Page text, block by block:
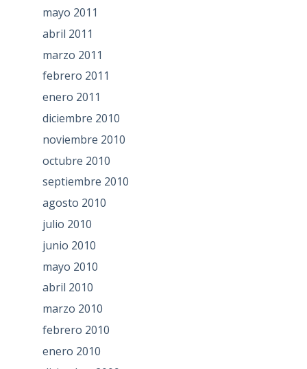
mayo 2011
abril 2011
marzo 2011
febrero 2011
enero 2011
diciembre 2010
noviembre 2010
octubre 2010
septiembre 2010
agosto 2010
julio 2010
junio 2010
mayo 2010
abril 2010
marzo 2010
febrero 2010
enero 2010